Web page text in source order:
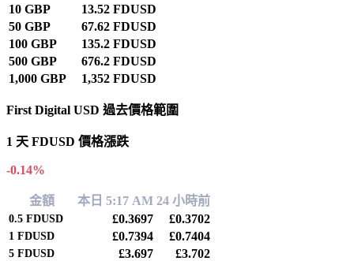
10 GBP
13.52 FDUSD
50 GBP
67.62 FDUSD
100 GBP
135.2 FDUSD
500 GBP
676.2 FDUSD
1,000 GBP
1,352 FDUSD
First Digital USD 過去價格範圍
1 天 FDUSD 價格漲跌
-0.14%
金額 本日 5:17 AM 24 小時前
0.5 FDUSD £0.3697 £0.3702
1 FDUSD £0.7394 £0.7404
5 FDUSD £3.697 £3.702